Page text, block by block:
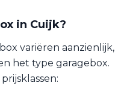
in Cuijk?
variëren aanzienlijk,
het type garagebox.